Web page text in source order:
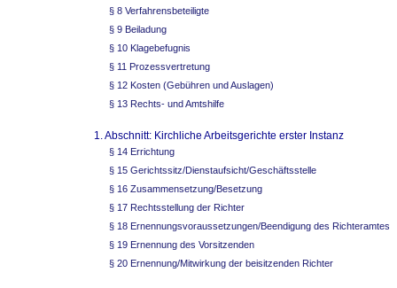
§ 8 Verfahrensbeteiligte
§ 9 Beiladung
§ 10 Klagebefugnis
§ 11 Prozessvertretung
§ 12 Kosten (Gebühren und Auslagen)
§ 13 Rechts- und Amtshilfe
1. Abschnitt: Kirchliche Arbeitsgerichte erster Instanz
§ 14 Errichtung
§ 15 Gerichtssitz/Dienstaufsicht/Geschäftsstelle
§ 16 Zusammensetzung/Besetzung
§ 17 Rechtsstellung der Richter
§ 18 Ernennungsvoraussetzungen/Beendigung des Richteramtes
§ 19 Ernennung des Vorsitzenden
§ 20 Ernennung/Mitwirkung der beisitzenden Richter